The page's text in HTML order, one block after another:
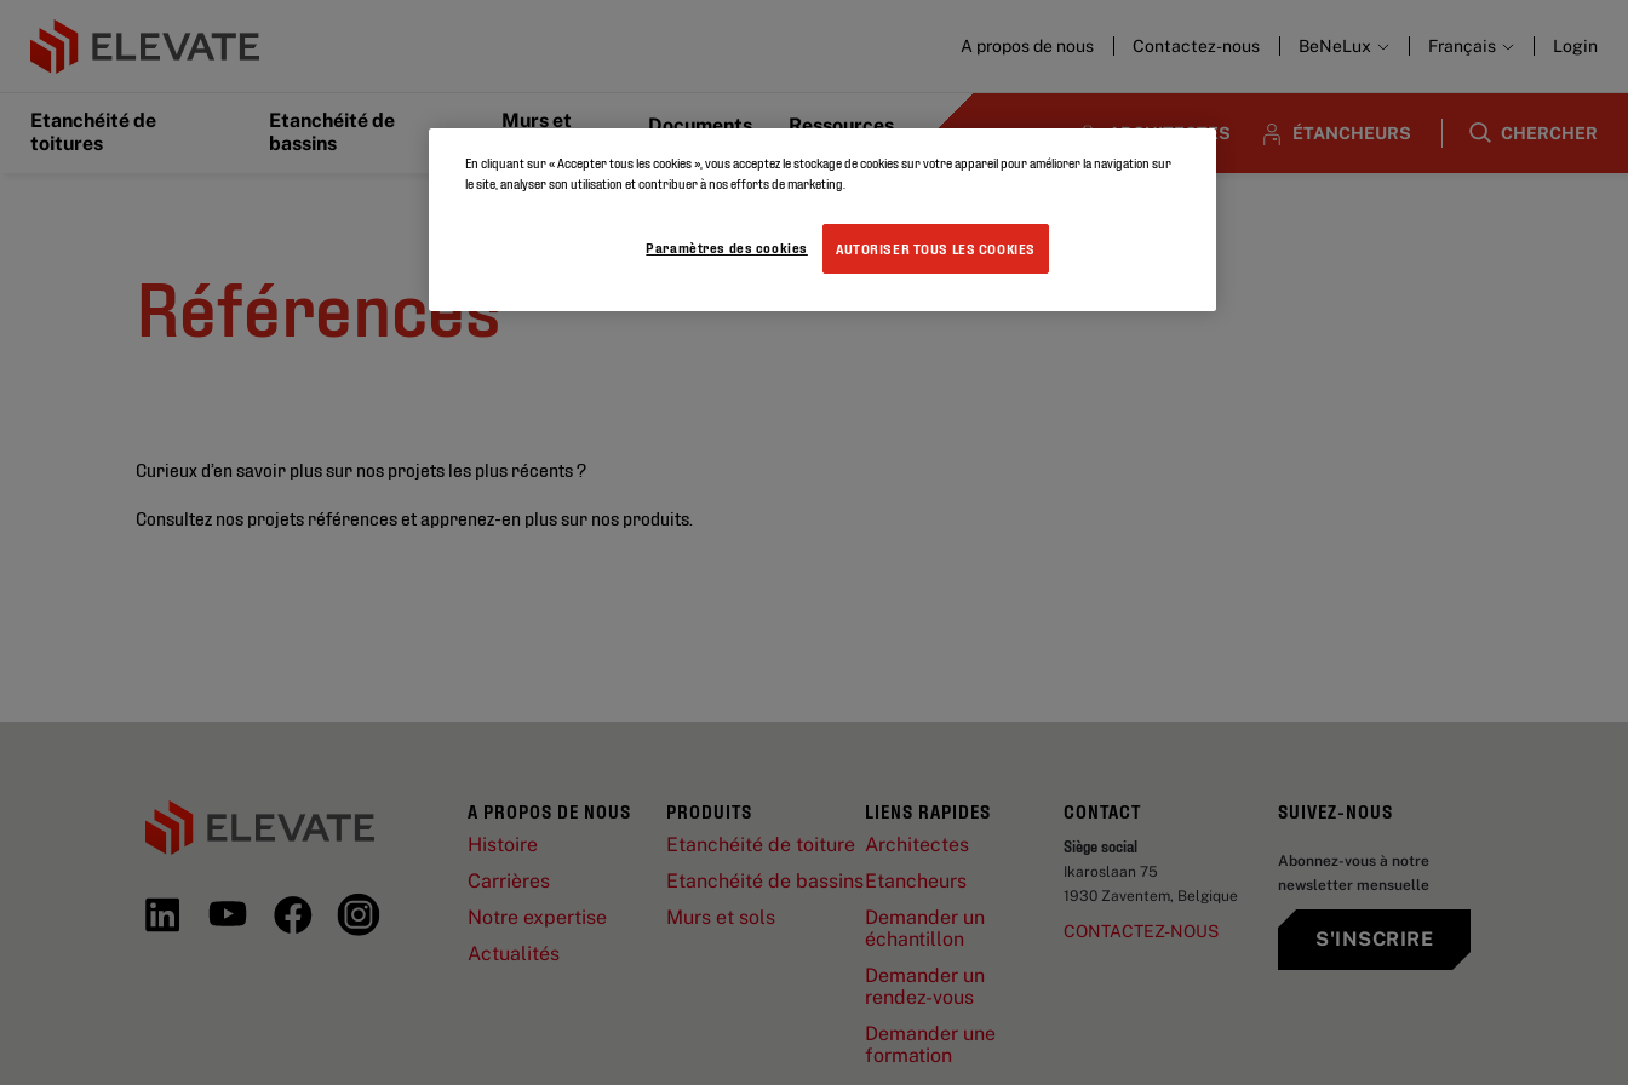
A propos de nous Contactez-nous BeNeLux Français Login
Etanchéité de
toitures
Etanchéité de
bassins
Murs et
Documents Ressources ARCHITECTES ÉTANCHEURS CHERCHER
Références
Curieux d’en savoir plus sur nos projets les plus récents ?
Consultez nos projets références et apprenez-en plus sur nos produits.
A PROPOS DE NOUS
Histoire
Carrières
Notre expertise
Actualités
PRODUITS
Etanchéité de toiture
Etanchéité de bassins
Murs et sols
LIENS RAPIDES
Architectes
Etancheurs
Demander un
échantillon
Demander un
rendez-vous
Demander une
formation
CONTACT
Siège social
Ikaroslaan 75
1930 Zaventem, Belgique
CONTACTEZ-NOUS
SUIVEZ-NOUS
Abonnez-vous à notre
newsletter mensuelle
S'INSCRIRE
En cliquant sur « Accepter tous les cookies », vous acceptez le stockage de cookies sur votre appareil pour améliorer la navigation sur
le site, analyser son utilisation et contribuer à nos efforts de marketing.
AUTORISER TOUS LES COOKIES
Paramètres des cookies